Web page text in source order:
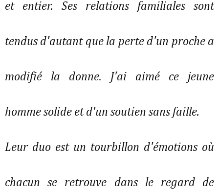
et entier. Ses relations familiales sont
tendus d'autant que la perte d'un proche a
modifié la donne. J'ai aimé ce jeune
homme solide et d'un soutien sans faille.
Leur duo est un tourbillon d'émotions où
chacun se retrouve dans le regard de